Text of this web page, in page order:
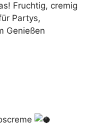
Fruchtig, cremig
Partys,
Genießen